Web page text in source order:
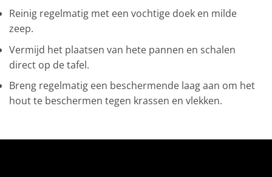
Reinig regelmatig met een vochtige doek en milde
zeep.
Vermijd het plaatsen van hete pannen en schalen
direct op de tafel.
Breng regelmatig een beschermende laag aan om het
hout te beschermen tegen krassen en vlekken.